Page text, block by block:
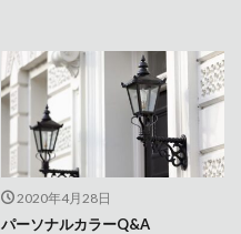
2020年4月28日
パーソナルカラーQ&A